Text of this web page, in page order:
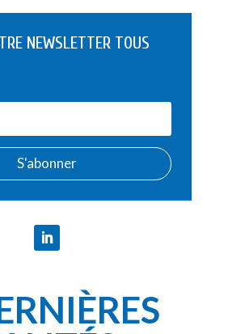
NEWSLETTER TOUS
S'abonner